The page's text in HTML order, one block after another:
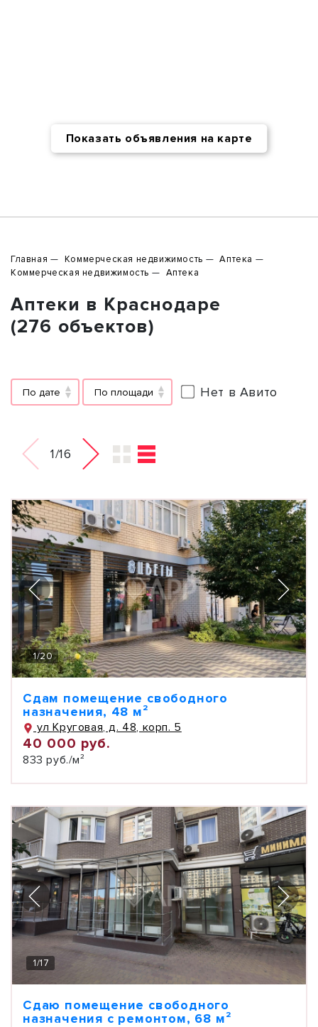
Показать объявления на карте
Главная Коммерческая недвижимость
Аптека
Коммерческая недвижимость
Аптека
Аптеки в Краснодаре
(276 объектов)
По дате По площади Нет в Авито
1/16
1/20
Сдам помещение свободного
назначения, 48 м²
ул Круговая, д. 48, корп. 5
40 000 руб.
833 руб./м²
1/17
Сдаю помещение свободного
назначения с ремонтом, 68 м²